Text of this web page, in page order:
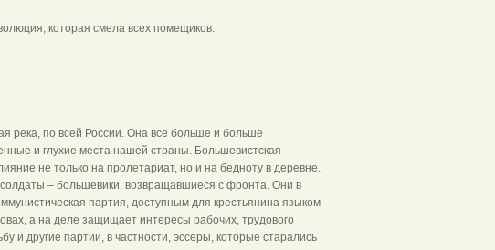
которая смела всех помещиков.
река, по всей России. Она все больше и больше
и глухие места нашей страны. Большевистская
не только на пролетариат, но и на бедноту в деревне.
– большевики, возвращавшиеся с фронта. Они в
партия, доступным для крестьянина языком
а на деле защищает интересы рабочих, трудового
и другие партии, в частности, эссеры, которые старались